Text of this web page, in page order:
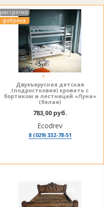
рассрочка
фабрика
Двухъярусная детская
(подростковая) кровать c
бортиком и лестницей «Луна»
(белая)
783,00 руб.
Ecodrev
8 (029) 332-78-51